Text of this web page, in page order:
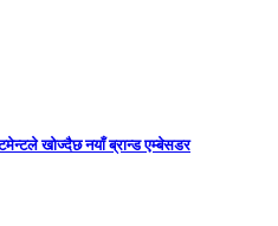
खोज्दैछ नयाँ ब्रान्ड एम्बेसडर